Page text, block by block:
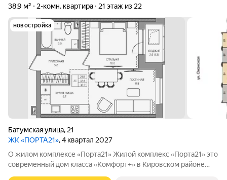
38,9 м²
2-комн. квартира 21 этаж из 22
новостройка
Батумская улица, 21
ЖК «ПОРТА21», 4 квартал 2027
О жилом комплексе «Порта21» Жилой комплекс «Порта21» это
современный дом класса «Комфорт+» в Кировском районе